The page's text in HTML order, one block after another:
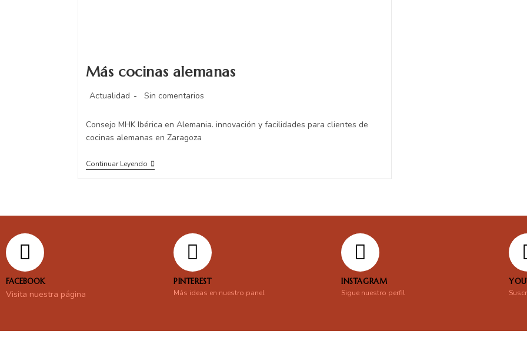
Más cocinas alemanas
Actualidad Sin comentarios
Consejo MHK Ibérica en Alemania. innovación y facilidades para clientes de
cocinas alemanas en Zaragoza
Continuar Leyendo
FACEBOOK
Visita nuestra página
PINTEREST
Más ideas en nuestro panel
INSTAGRAM
Sigue nuestro perfil